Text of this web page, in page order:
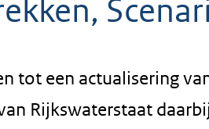
tot een actualisering
Rijkswaterstaat daarbij